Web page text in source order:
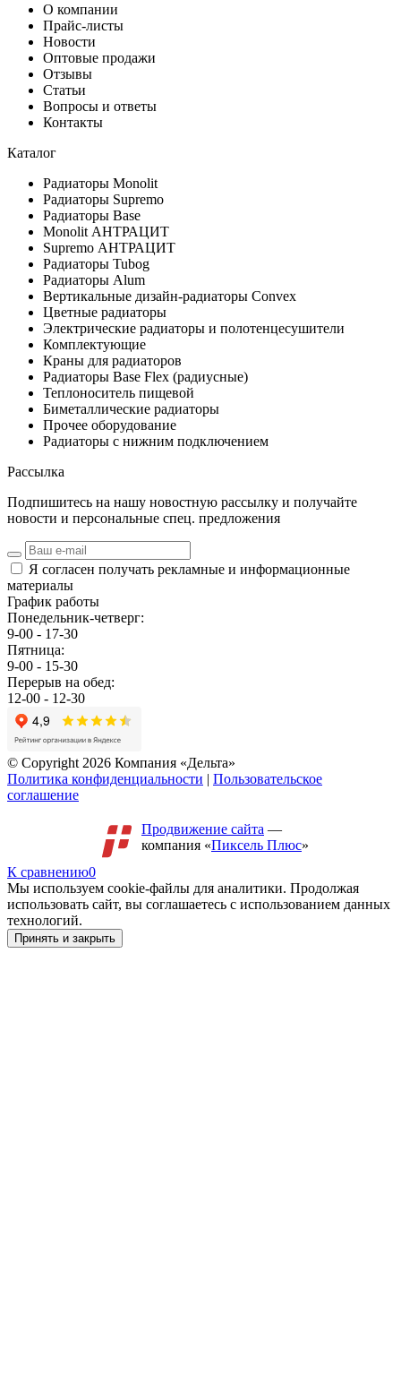
О компании
Прайс-листы
Новости
Оптовые продажи
Отзывы
Статьи
Вопросы и ответы
Контакты
Каталог
Радиаторы Monolit
Радиаторы Supremo
Радиаторы Base
Monolit АНТРАЦИТ
Supremo АНТРАЦИТ
Радиаторы Tubog
Радиаторы Alum
Вертикальные дизайн-радиаторы Convex
Цветные радиаторы
Электрические радиаторы и полотенцесушители
Комплектующие
Краны для радиаторов
Радиаторы Base Flex (радиусные)
Теплоноситель пищевой
Биметаллические радиаторы
Прочее оборудование
Радиаторы с нижним подключением
Рассылка
Подпишитесь на нашу новостную рассылку и получайте
новости и персональные спец. предложения
Я согласен получать рекламные и информационные
материалы
График работы
Понедельник-четверг:
9-00 - 17-30
Пятница:
9-00 - 15-30
Перерыв на обед:
12-00 - 12-30
© Copyright 2026 Компания «Дельта»
Политика конфиденциальности | Пользовательское
соглашение
Продвижение сайта —
компания «Пиксель Плюс»
К сравнению0
Мы используем cookie-файлы для аналитики. Продолжая
использовать сайт, вы соглашаетесь с использованием данных
технологий.
Принять и закрыть